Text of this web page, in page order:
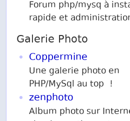
Forum php/mysq à
rapide et
Galerie Photo
Coppermine
Une galerie photo en
PHP/MySql au top !
zenphoto
Album photo sur